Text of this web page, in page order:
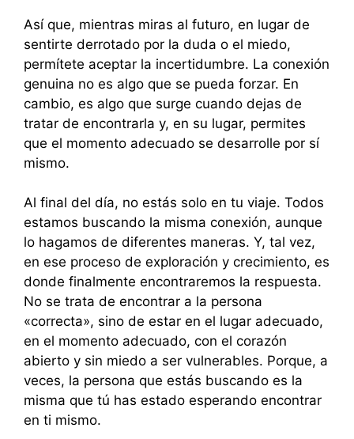
Así que, mientras miras al futuro, en lugar de
sentirte derrotado por la duda o el miedo,
permítete aceptar la incertidumbre. La conexión
genuina no es algo que se pueda forzar. En
cambio, es algo que surge cuando dejas de
tratar de encontrarla y, en su lugar, permites
que el momento adecuado se desarrolle por sí
mismo.
Al final del día, no estás solo en tu viaje. Todos
estamos buscando la misma conexión, aunque
lo hagamos de diferentes maneras. Y, tal vez,
en ese proceso de exploración y crecimiento, es
donde finalmente encontraremos la respuesta.
No se trata de encontrar a la persona
«correcta», sino de estar en el lugar adecuado,
en el momento adecuado, con el corazón
abierto y sin miedo a ser vulnerables. Porque, a
veces, la persona que estás buscando es la
misma que tú has estado esperando encontrar
en ti mismo.